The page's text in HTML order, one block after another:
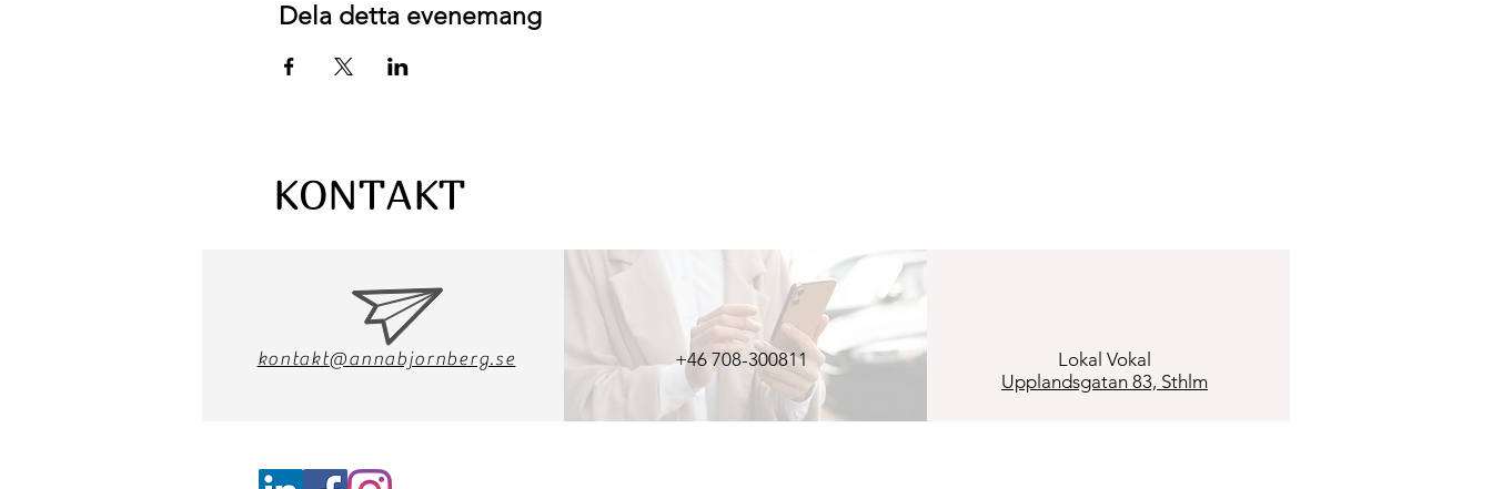
Dela detta evenemang
KONTAKT
kontakt@annabjornberg.se +46 708-300811​
Lokal Vokal
Upplandsgatan 83, Sthlm